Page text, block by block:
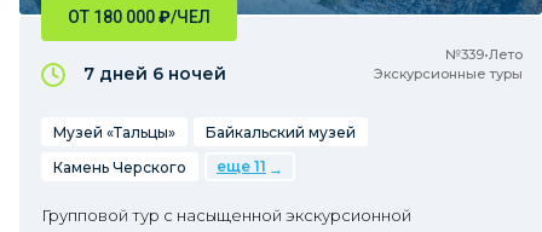
№339•Лето
Экскурсионные туры
ОТ 180 000₽/ЧЕЛ
7 дней 6 ночей
Музей «Тальцы»
Байкальский музей
Камень Черского
еще 11
Групповой тур с насыщенной экскурсионной